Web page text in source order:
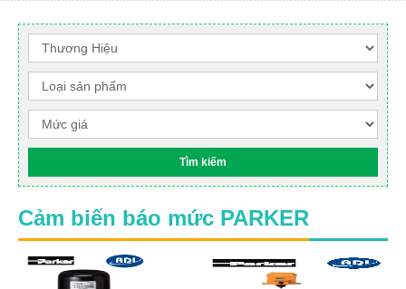
Cảm biến báo mức PARKER